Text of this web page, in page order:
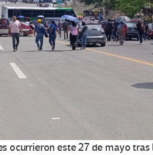
ocurrieron este 27 de mayo